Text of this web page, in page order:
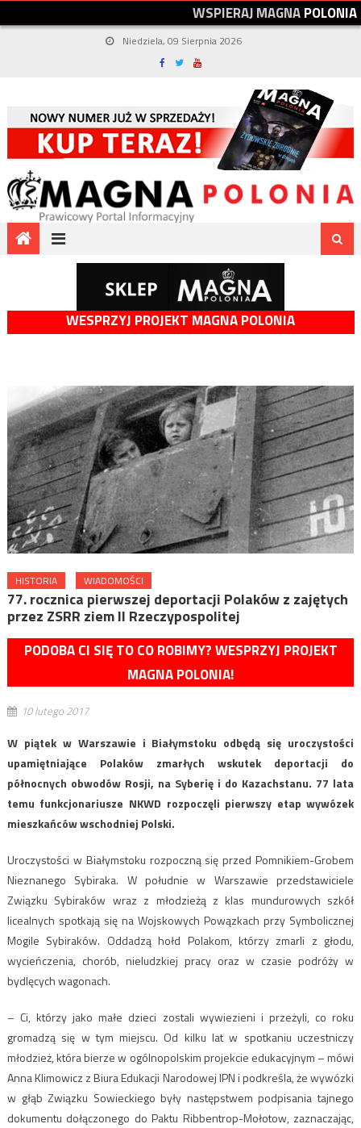
WSPIERAJMAGNAPOLONIA
Niedziela, 09 Sierpnia 2026
WESPRZYJ PROJEKT MAGNA POLONIA
HISTORIA WIADOMOŚCI
77. rocznica pierwszej deportacji Polaków z zajętych
przez ZSRR ziem II Rzeczypospolitej
PODOBA CI SIĘ TO CO ROBIMY? WESPRZYJ PROJEKT
MAGNA POLONIA!
10 lutego 2017
W piątek w Warszawie i Białymstoku odbędą się uroczystości
upamiętniające Polaków zmarłych wskutek deportacji do
północnych obwodów Rosji, na Syberię i do Kazachstanu. 77 lata
temu funkcjonariusze NKWD rozpoczęli pierwszy etap wywózek
mieszkańców wschodniej Polski.
Uroczystości w Białymstoku rozpoczną się przed Pomnikiem-Grobem
Nieznanego Sybiraka. W południe w Warszawie przedstawiciele
Związku Sybiraków wraz z młodzieżą z klas mundurowych szkół
licealnych spotkają się na Wojskowych Powązkach przy Symbolicznej
Mogile Sybiraków. Oddadzą hołd Polakom, którzy zmarli z głodu,
wycieńczenia, chorób, nieludzkiej pracy oraz w czasie podróży w
bydlęcych wagonach.
– Ci, którzy jako małe dzieci zostali wywiezieni i przeżyli, co roku
gromadzą się w tym miejscu. Od kilku lat w spotkaniu uczestniczy
młodzież, która bierze w ogólnopolskim projekcie edukacyjnym – mówi
Anna Klimowicz z Biura Edukacji Narodowej IPN i podkreśla, że wywózki
w głąb Związku Sowieckiego były następstwem podpisania tajnego
dokumentu dołączonego do Paktu Ribbentrop-Mołotow, zaznaczając,